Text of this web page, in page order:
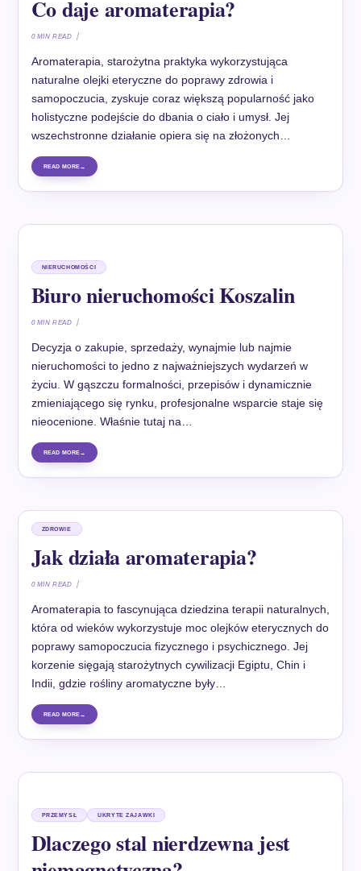
Co daje aromaterapia?
0 MIN READ
Aromaterapia, starożytna praktyka wykorzystująca
naturalne olejki eteryczne do poprawy zdrowia i
samopoczucia, zyskuje coraz większą popularność jako
holistyczne podejście do dbania o ciało i umysł. Jej
wszechstronne działanie opiera się na złożonych…
READ MORE
NIERUCHOMOŚCI
Biuro nieruchomości Koszalin
0 MIN READ
Decyzja o zakupie, sprzedaży, wynajmie lub najmie
nieruchomości to jedno z najważniejszych wydarzeń w
życiu. W gąszczu formalności, przepisów i dynamicznie
zmieniającego się rynku, profesjonalne wsparcie staje się
nieocenione. Właśnie tutaj na…
READ MORE
ZDROWIE
Jak działa aromaterapia?
0 MIN READ
Aromaterapia to fascynująca dziedzina terapii naturalnych,
która od wieków wykorzystuje moc olejków eterycznych do
poprawy samopoczucia fizycznego i psychicznego. Jej
korzenie sięgają starożytnych cywilizacji Egiptu, Chin i
Indii, gdzie rośliny aromatyczne były…
READ MORE
PRZEMYSŁ UKRYTE ZAJAWKI
Dlaczego stal nierdzewna jest